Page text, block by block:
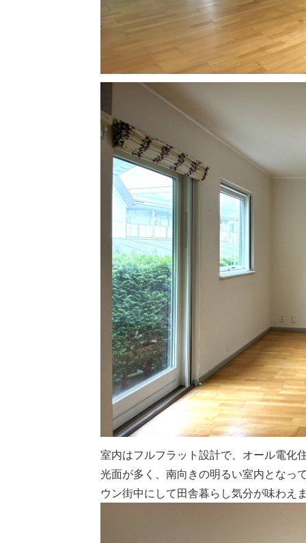
室内はフルフラット設計で、オール電化
光面が多く、南向きの明るい室内となっ
ウン街中にして田舎暮らし気分が味わえ